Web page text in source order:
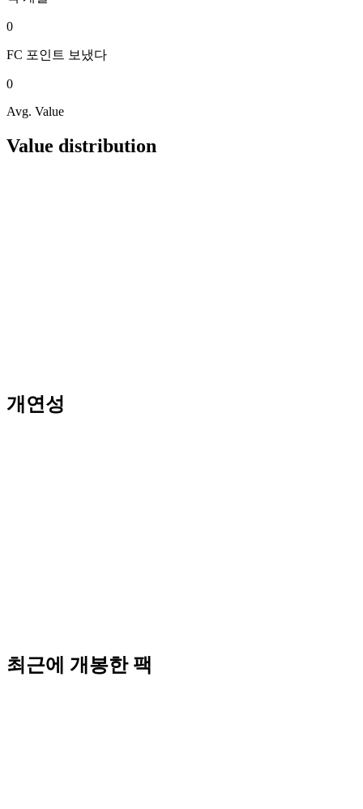
0
FC 포인트 보냈다
0
Avg. Value
Value distribution
개연성
최근에 개봉한 팩